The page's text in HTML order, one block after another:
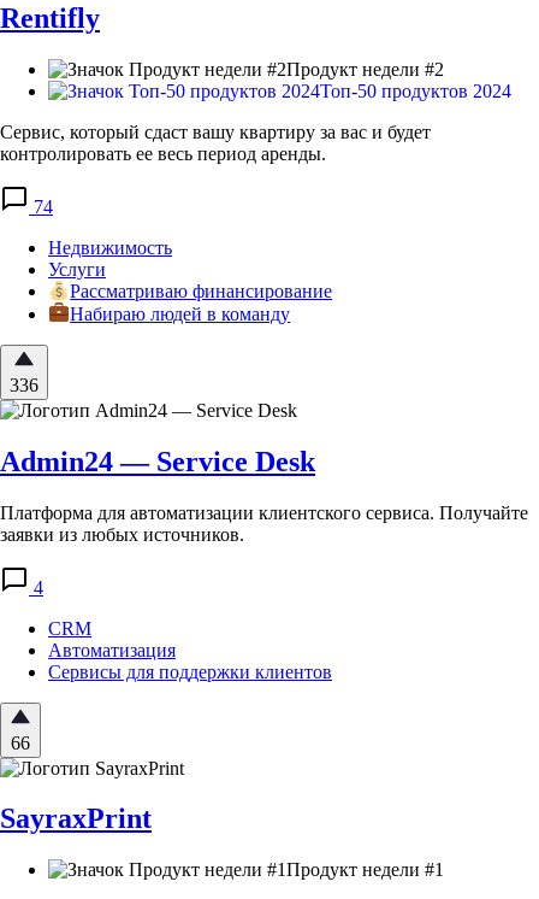
Rentifly
Продукт недели #2
Топ-50 продуктов 2024
Сервис, который сдаст вашу квартиру за вас и будет
контролировать ее весь период аренды.
74
Недвижимость
Услуги
Рассматриваю финансирование
Набираю людей в команду
336
Admin24 — Service Desk
Платформа для автоматизации клиентского сервиса. Получайте
заявки из любых источников.
4
CRM
Автоматизация
Сервисы для поддержки клиентов
66
SayraxPrint
Продукт недели #1